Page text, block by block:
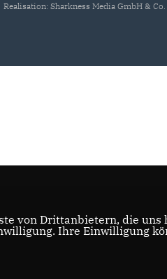
Realisation: Sharkness Media GmbH & Co.
von Drittanbietern, die uns
Ihre Einwilligung